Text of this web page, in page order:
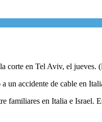
corte en Tel Aviv, el jueves.
un accidente de cable en
familiares en Italia e Israel.